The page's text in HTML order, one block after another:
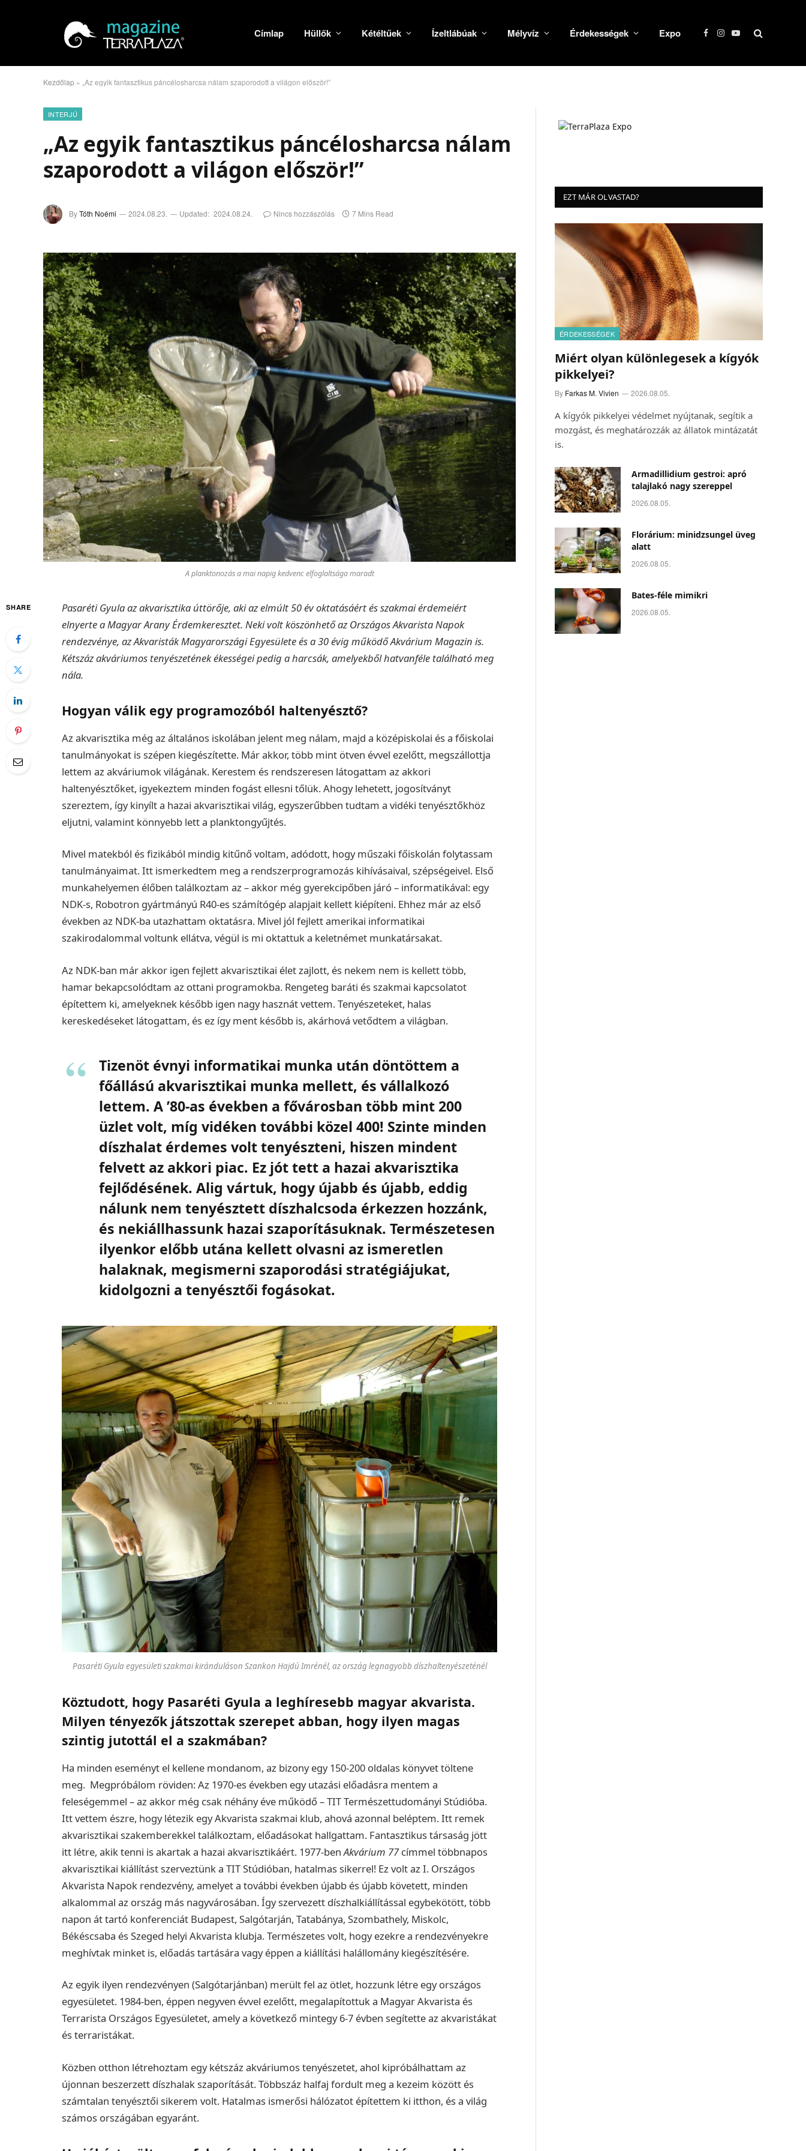
Címlap Hüllők Kétéltűek Ízeltlábúak Mélyvíz Érdekességek Expo Facebook
Instagram
YouTube
Kezdőlap » „Az egyik fantasztikus páncélosharcsa nálam szaporodott a világon először!”
INTERJÚ
„Az egyik fantasztikus páncélosharcsa nálam
szaporodott a világon először!”
ByTóth Noémi 2024.08.23. Updated: 2024.08.24. Nincs hozzászólás 7 Mins Read
A planktonozás a mai napig kedvenc elfoglaltsága maradt
SHARE
Pasaréti Gyula az akvarisztika úttörője, aki az elmúlt 50 év oktatásáért és szakmai érdemeiért
elnyerte a Magyar Arany Érdemkeresztet. Neki volt köszönhető az Országos Akvarista Napok
rendezvénye, az Akvaristák Magyarországi Egyesülete és a 30 évig működő Akvárium Magazin is.
Kétszáz akváriumos tenyészetének ékességei pedig a harcsák, amelyekből hatvanféle található meg
nála.
Hogyan válik egy programozóból haltenyésztő?
Az akvarisztika még az általános iskolában jelent meg nálam, majd a középiskolai és a főiskolai
tanulmányokat is szépen kiegészítette. Már akkor, több mint ötven évvel ezelőtt, megszállottja
lettem az akváriumok világának. Kerestem és rendszeresen látogattam az akkori
haltenyésztőket, igyekeztem minden fogást ellesni tőlük. Ahogy lehetett, jogosítványt
szereztem, így kinyílt a hazai akvarisztikai világ, egyszerűbben tudtam a vidéki tenyésztőkhöz
eljutni, valamint könnyebb lett a planktongyűjtés.
Mivel matekból és fizikából mindig kitűnő voltam, adódott, hogy műszaki főiskolán folytassam
tanulmányaimat. Itt ismerkedtem meg a rendszerprogramozás kihívásaival, szépségeivel. Első
munkahelyemen élőben találkoztam az – akkor még gyerekcipőben járó – informatikával: egy
NDK-s, Robotron gyártmányú R40-es számítógép alapjait kellett kiépíteni. Ehhez már az első
években az NDK-ba utazhattam oktatásra. Mivel jól fejlett amerikai informatikai
szakirodalommal voltunk ellátva, végül is mi oktattuk a keletnémet munkatársakat.
Az NDK-ban már akkor igen fejlett akvarisztikai élet zajlott, és nekem nem is kellett több,
hamar bekapcsolódtam az ottani programokba. Rengeteg baráti és szakmai kapcsolatot
építettem ki, amelyeknek később igen nagy hasznát vettem. Tenyészeteket, halas
kereskedéseket látogattam, és ez így ment később is, akárhová vetődtem a világban.
Tizenöt évnyi informatikai munka után döntöttem a
főállású akvarisztikai munka mellett, és vállalkozó
lettem. A ’80-as években a fővárosban több mint 200
üzlet volt, míg vidéken további közel 400! Szinte minden
díszhalat érdemes volt tenyészteni, hiszen mindent
felvett az akkori piac. Ez jót tett a hazai akvarisztika
fejlődésének. Alig vártuk, hogy újabb és újabb, eddig
nálunk nem tenyésztett díszhalcsoda érkezzen hozzánk,
és nekiállhassunk hazai szaporításuknak. Természetesen
ilyenkor előbb utána kellett olvasni az ismeretlen
halaknak, megismerni szaporodási stratégiájukat,
kidolgozni a tenyésztői fogásokat.
Pasaréti Gyula egyesületi szakmai kiránduláson Szankon Hajdú Imrénél, az ország legnagyobb díszhaltenyészeténél
Köztudott, hogy Pasaréti Gyula a leghíresebb magyar akvarista.
Milyen tényezők játszottak szerepet abban, hogy ilyen magas
szintig jutottál el a szakmában?
Ha minden eseményt el kellene mondanom, az bizony egy 150-200 oldalas könyvet töltene
meg. Megpróbálom röviden: Az 1970-es években egy utazási előadásra mentem a
feleségemmel – az akkor még csak néhány éve működő – TIT Természettudományi Stúdióba.
Itt vettem észre, hogy létezik egy Akvarista szakmai klub, ahová azonnal beléptem. Itt remek
akvarisztikai szakemberekkel találkoztam, előadásokat hallgattam. Fantasztikus társaság jött
itt létre, akik tenni is akartak a hazai akvarisztikáért. 1977-benAkvárium 77címmel többnapos
akvarisztikai kiállítást szerveztünk a TIT Stúdióban, hatalmas sikerrel! Ez volt az I. Országos
Akvarista Napok rendezvény, amelyet a további években újabb és újabb követett, minden
alkalommal az ország más nagyvárosában. Így szervezett díszhalkiállítással egybekötött, több
napon át tartó konferenciát Budapest, Salgótarján, Tatabánya, Szombathely, Miskolc,
Békéscsaba és Szeged helyi Akvarista klubja. Természetes volt, hogy ezekre a rendezvényekre
meghívtak minket is, előadás tartására vagy éppen a kiállítási halállomány kiegészítésére.
Az egyik ilyen rendezvényen (Salgótarjánban) merült fel az ötlet, hozzunk létre egy országos
egyesületet. 1984-ben, éppen negyven évvel ezelőtt, megalapítottuk a Magyar Akvarista és
Terrarista Országos Egyesületet, amely a következő mintegy 6-7 évben segítette az akvaristákat
és terraristákat.
Közben otthon létrehoztam egy kétszáz akváriumos tenyészetet, ahol kipróbálhattam az
újonnan beszerzett díszhalak szaporítását. Többszáz halfaj fordult meg a kezeim között és
számtalan tenyésztői sikerem volt. Hatalmas ismerősi hálózatot építettem ki itthon, és a világ
számos országában egyaránt.
EZT MÁR OLVASTAD?
ÉRDEKESSÉGEK
Miért olyan különlegesek a kígyók
pikkelyei?
By Farkas M. Vivien 2026.08.05.
A kígyók pikkelyei védelmet nyújtanak, segítik a
mozgást, és meghatározzák az állatok mintázatát
is.
Armadillidium gestroi: apró
talajlakó nagy szereppel
2026.08.05.
Florárium: minidzsungel üveg
alatt
2026.08.05.
Bates-féle mimikri
2026.08.05.